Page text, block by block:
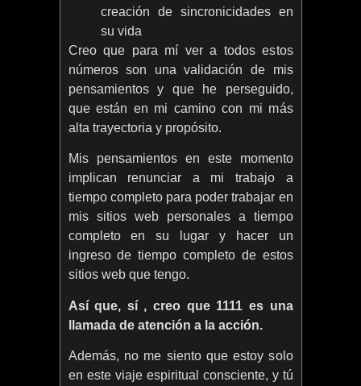
creación de sincronicidades en
su vida
Creo que para mí ver a todos estos
números son una validación de mis
pensamientos y que he perseguido,
que están en mi camino con mi más
alta trayectoria y propósito.
Mis pensamientos en este momento
implican renunciar a mi trabajo a
tiempo completo para poder trabajar en
mis sitios web personales a tiempo
completo en su lugar y hacer un
ingreso de tiempo completo de estos
sitios web que tengo.
Así que, sí , creo que 1111 es una
llamada de atención a la acción.
Además, no me siento que estoy solo
en este viaje espiritual consciente, y tú